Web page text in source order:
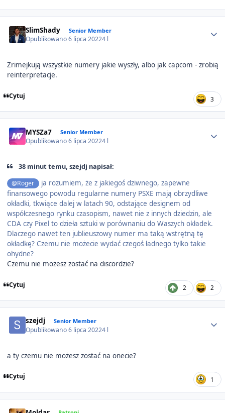
SlimShady Senior Member
Opublikowano6 lipca 20224 l
Zrimejkują wszystkie numery jakie wyszły, albo jak capcom - zrobią
reinterpretacje.
Cytuj 3
MYSZa7 Senior Member
Opublikowano6 lipca 20224 l
38 minut temu, szejdj napisał:
@Roger ja rozumiem, że z jakiegoś dziwnego, zapewne
finansowego powodu regularne numery PSXE mają obrzydliwe
okładki, tkwiące dalej w latach 90, odstające designem od
współczesnego rynku czasopism, nawet nie z innych dziedzin, ale
CDA czy Pixel to dzieła sztuki w porównaniu do Waszych okładek.
Dlaczego nawet ten jublieuszowy numer ma taką wstrętną tę
okładkę? Czemu nie możecie wydać czegoś ładnego tylko takie
ohydne?
Czemu nie możesz zostać na discordzie?
Cytuj 2 2
szejdj Senior Member
Opublikowano6 lipca 20224 l
a ty czemu nie możesz zostać na onecie?
Cytuj 1